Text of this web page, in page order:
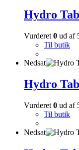
Hydro
Vurderet 0 ud af
Til butik
Nedsat
Hydro
Vurderet 0 ud af
Til butik
Nedsat